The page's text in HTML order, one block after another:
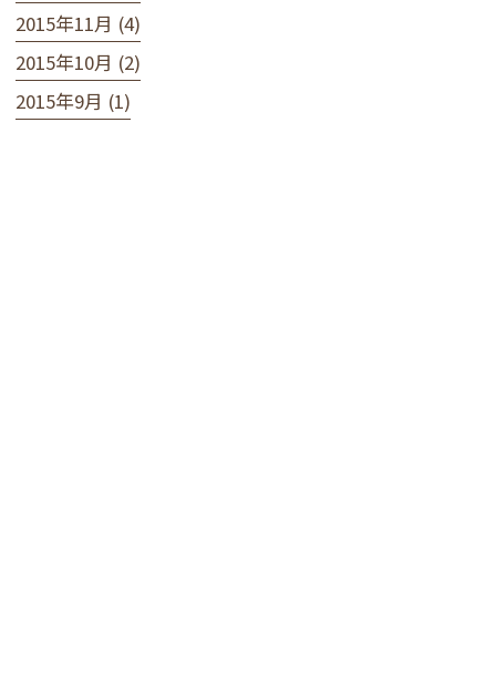
2015年11月 (4)
2015年10月 (2)
2015年9月 (1)